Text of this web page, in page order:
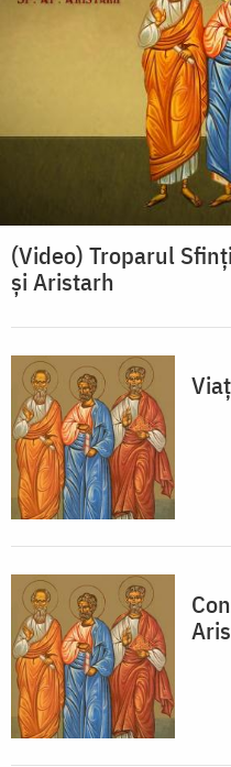
(Video) Troparul
și Aristarh